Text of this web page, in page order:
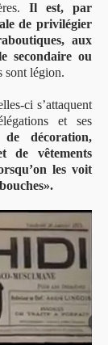
Il est, par
de privilégier
aux
secondaire ou
sont légion.
ci s’attaquent
et ses
de décoration,
de vêtements
les voit